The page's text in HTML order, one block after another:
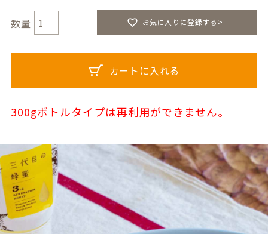
お気に入りに登録する>
カートに入れる
300gボトルタイプは再利用ができません。